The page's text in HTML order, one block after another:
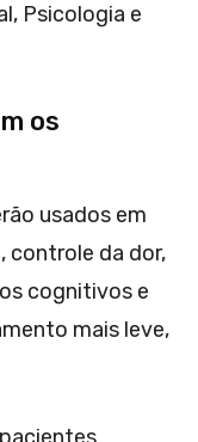
Psicologia e
os
usados em
controle da dor,
cognitivos e
mais leve,